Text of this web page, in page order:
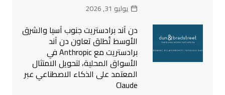
يوليو 31, 2026
دن آند برادستريت جنوب آسيا والشرق
الأوسط تُطلق تعاون دن آند
برادستريت مع Anthropic في
الأسواق المحلية، لتحويل الامتثال
المعتمد على الذكاء الاصطناعي عبر
Claude